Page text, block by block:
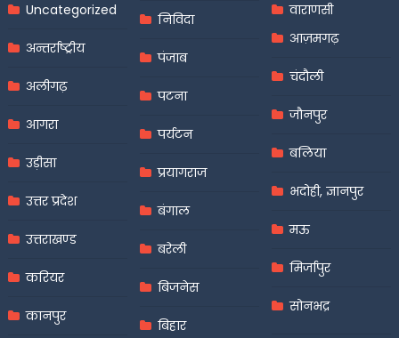
Uncategorized
अन्तर्राष्ट्रीय
अलीगढ़
आगरा
उड़ीसा
उत्तर प्रदेश
उत्तराखण्ड
करियर
कानपुर
निविदा
पंजाब
पटना
पर्यटन
प्रयागराज
बंगाल
बरेली
बिजनेस
बिहार
वाराणसी
आज़मगढ़
चंदौली
जौनपुर
बलिया
भदोही, ज्ञानपुर
मऊ
मिर्जापुर
सोनभद्र